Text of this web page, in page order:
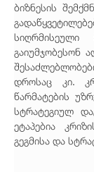
ბიზნესის
სიღრმისეული
გაიუმჯობესონ
დროსაც კი.
წარმატების
სტრატეგიულ
ეტაპებია
გეგმისა და